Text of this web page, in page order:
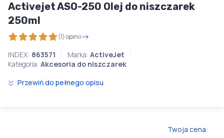
Activejet ASO-250 Olej do niszczarek
250ml
(1) opinii
INDEX: 863571 Marka: ActiveJet
Kategoria: Akcesoria do niszczarek
Przewiń do pełnego opisu
Twoja cena: